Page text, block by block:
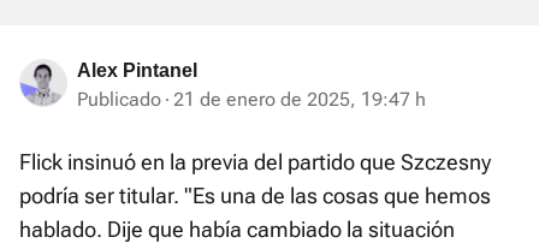
Alex Pintanel
Publicado 21 de enero de 2025, 19:47 h
Flick insinuó en la previa del partido que Szczesny
podría ser titular. "Es una de las cosas que hemos
hablado. Dije que había cambiado la situación